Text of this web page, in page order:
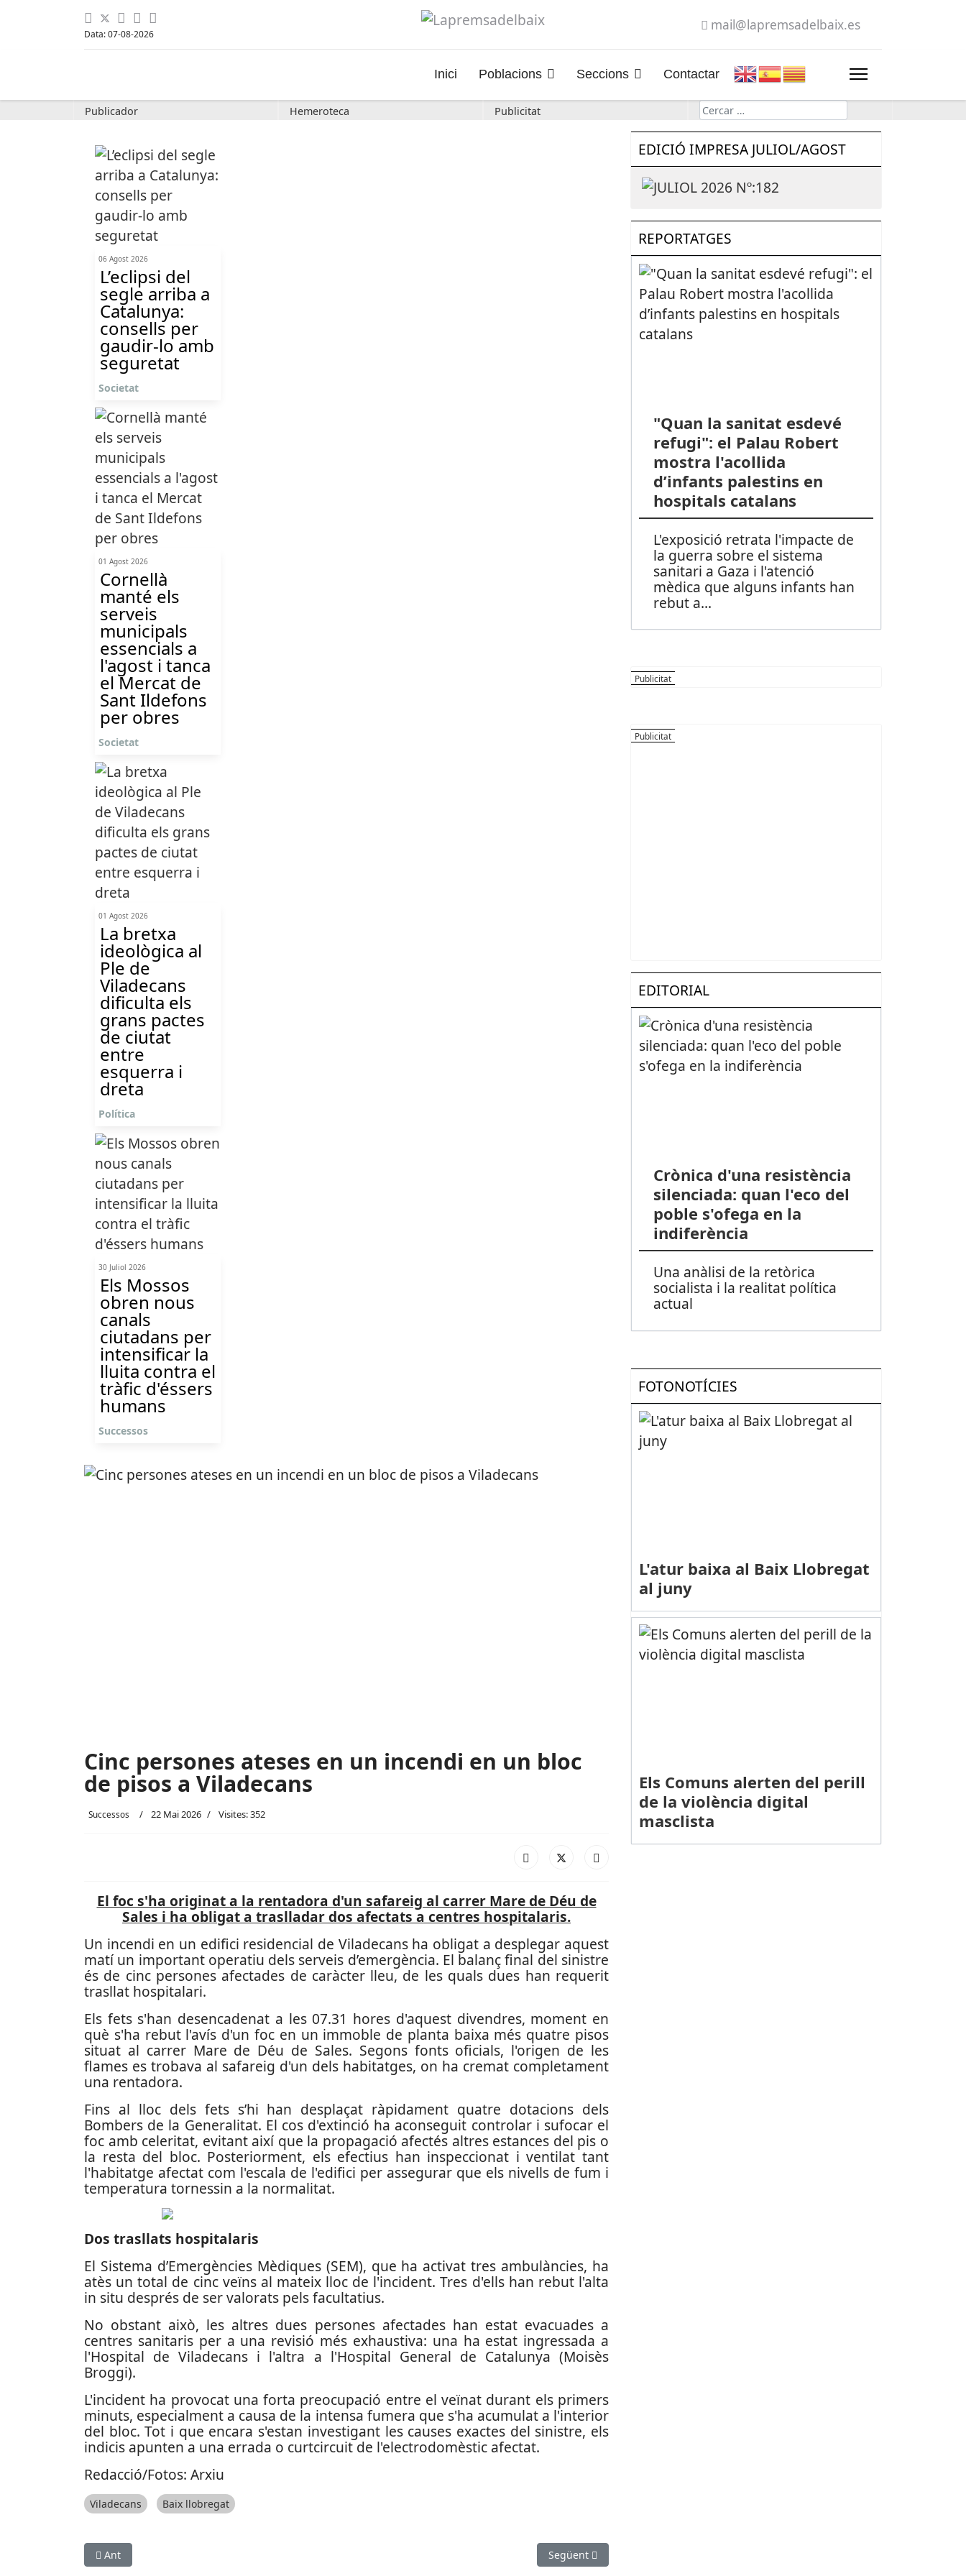
Data: 07-08-2026
mail@lapremsadelbaix.es
Inici Poblacions Seccions Contactar
Publicador Hemeroteca Publicitat Cerca
06 Agost 2026
L’eclipsi del
segle arriba a
Catalunya:
consells per
gaudir-lo amb
seguretat
Societat
01 Agost 2026
Cornellà
manté els
serveis
municipals
essencials a
l'agost i tanca
el Mercat de
Sant Ildefons
per obres
Societat
01 Agost 2026
La bretxa
ideològica al
Ple de
Viladecans
dificulta els
grans pactes
de ciutat
entre
esquerra i
dreta
Política
30 Juliol 2026
Els Mossos
obren nous
canals
ciutadans per
intensificar la
lluita contra el
tràfic d'éssers
humans
Successos
Cinc persones ateses en un incendi en un bloc
de pisos a Viladecans
Successos 22 Mai 2026 Visites: 352
El foc s'ha originat a la rentadora d'un safareig al carrer Mare de Déu de
Sales i ha obligat a traslladar dos afectats a centres hospitalaris.
Un incendi en un edifici residencial de Viladecans ha obligat a desplegar aquest
matí un important operatiu dels serveis d’emergència. El balanç final del sinistre
és de cinc persones afectades de caràcter lleu, de les quals dues han requerit
trasllat hospitalari.
Els fets s'han desencadenat a les 07.31 hores d'aquest divendres, moment en
què s'ha rebut l'avís d'un foc en un immoble de planta baixa més quatre pisos
situat al carrer Mare de Déu de Sales. Segons fonts oficials, l'origen de les
flames es trobava al safareig d'un dels habitatges, on ha cremat completament
una rentadora.
Fins al lloc dels fets s’hi han desplaçat ràpidament quatre dotacions dels
Bombers de la Generalitat. El cos d'extinció ha aconseguit controlar i sufocar el
foc amb celeritat, evitant així que la propagació afectés altres estances del pis o
la resta del bloc. Posteriorment, els efectius han inspeccionat i ventilat tant
l'habitatge afectat com l'escala de l'edifici per assegurar que els nivells de fum i
temperatura tornessin a la normalitat.
Dos trasllats hospitalaris
El Sistema d’Emergències Mèdiques (SEM), que ha activat tres ambulàncies, ha
atès un total de cinc veïns al mateix lloc de l'incident. Tres d'ells han rebut l'alta
in situ després de ser valorats pels facultatius.
No obstant això, les altres dues persones afectades han estat evacuades a
centres sanitaris per a una revisió més exhaustiva: una ha estat ingressada a
l'Hospital de Viladecans i l'altra a l'Hospital General de Catalunya (Moisès
Broggi).
L'incident ha provocat una forta preocupació entre el veïnat durant els primers
minuts, especialment a causa de la intensa fumera que s'ha acumulat a l'interior
del bloc. Tot i que encara s'estan investigant les causes exactes del sinistre, els
indicis apunten a una errada o curtcircuit de l'electrodomèstic afectat.
Redacció/Fotos: Arxiu
Viladecans Baix llobregat
Article anterior: Un incendi destrueix completament una autocaravana a la C-32 a Castelldefels
Ant Article següent: Detingut a Corbera de Llobregat un fugitiu internacional que
Següent
EDICIÓ IMPRESA JULIOL/AGOST
REPORTATGES
"Quan la sanitat esdevé
refugi": el Palau Robert
mostra l'acollida
d’infants palestins en
hospitals catalans
L'exposició retrata l'impacte de
la guerra sobre el sistema
sanitari a Gaza i l'atenció
mèdica que alguns infants han
rebut a...
EDITORIAL
Crònica d'una resistència
silenciada: quan l'eco del
poble s'ofega en la
indiferència
Una anàlisi de la retòrica
socialista i la realitat política
actual
FOTONOTÍCIES
L'atur baixa al Baix Llobregat
al juny
Els Comuns alerten del perill
de la violència digital
masclista